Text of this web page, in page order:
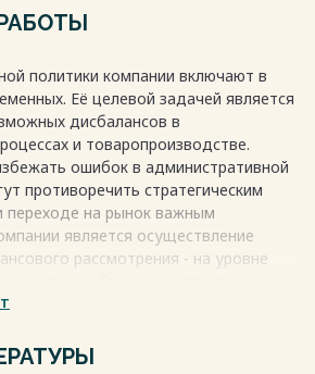
При этом предприятие
после покупки
политики компании включают в
Её целевой задачей является
дисбалансов в
и товаропроизводстве.
ошибок в административной
противоречить стратегическим
переходе на рынок важным
является осуществление
рассмотрения - на уровне
ориентироваться в